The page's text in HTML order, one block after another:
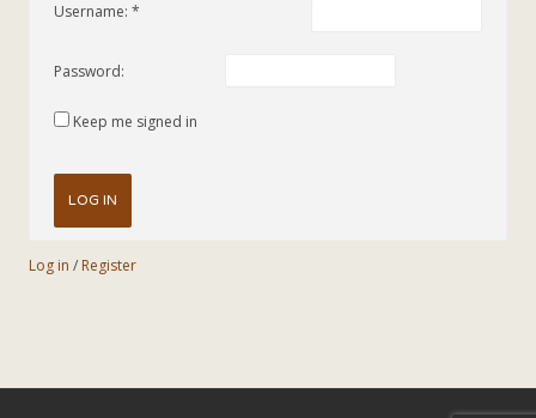
Username:
Password:
Keep me signed in
LOG IN
Log in / Register